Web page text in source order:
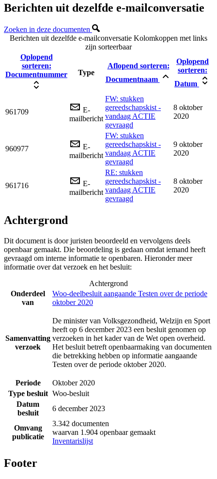
Berichten uit dezelfde e-mailconversatie
Zoeken in deze documenten
Berichten uit dezelfde e-mailconversatie Kolomkoppen met links
zijn sorteerbaar
Oplopend
sorteren:
Documentnummer
Type
Aflopend sorteren:
Documentnaam
Oplopend
sorteren:
Datum
961709
E-
mailbericht
FW: stukken
gereedschapskist -
vandaag ACTIE
gevraagd
8 oktober
2020
960977
E-
mailbericht
FW: stukken
gereedschapskist -
vandaag ACTIE
gevraagd
9 oktober
2020
961716
E-
mailbericht
RE: stukken
gereedschapskist -
vandaag ACTIE
gevraagd
8 oktober
2020
Achtergrond
Dit document is door juristen beoordeeld en vervolgens deels
openbaar gemaakt. Die beoordeling is gedaan omdat iemand heeft
gevraagd om interne informatie te openbaren. Hieronder meer
informatie over dat verzoek en het besluit:
Achtergrond
Onderdeel
van
Woo-deelbesluit aangaande Testen over de periode
oktober 2020
Samenvatting
verzoek
De minister van Volksgezondheid, Welzijn en Sport
heeft op 6 december 2023 een besluit genomen op
verzoeken in het kader van de Wet open overheid.
Het besluit betreft openbaarmaking van documenten
die betrekking hebben op informatie aangaande
Testen over de periode oktober 2020.
Periode
Oktober 2020
Type besluit Woo-besluit
Datum
besluit
6 december 2023
Omvang
publicatie
3.342 documenten
waarvan 1.904 openbaar gemaakt
Inventarislijst
Footer